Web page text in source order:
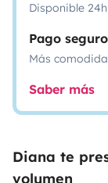
Disponible
Pago seguro
Más
Saber más
Diana te
volumen